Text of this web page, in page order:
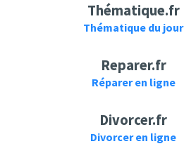
Thématique.fr
Thématique du jour
Reparer.fr
Réparer en ligne
Divorcer.fr
Divorcer en ligne